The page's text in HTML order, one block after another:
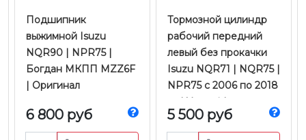
Подшипник
выжимной Isuzu
NQR90 | NPR75 |
Богдан МКПП MZZ6F
| Оригинал
6 800 руб
Тормозной цилиндр
рабочий передний
левый без прокачки
Isuzu NQR71 | NQR75 |
NPR75 с 2006 по 2018
гг. | Yamasida
5 500 руб